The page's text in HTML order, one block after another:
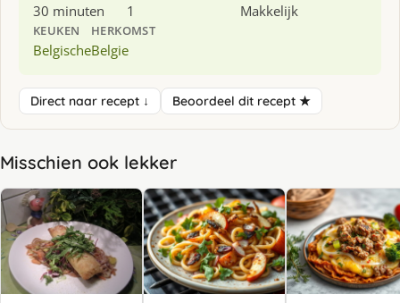
30 minuten 1 Makkelijk
KEUKEN
Belgische
HERKOMST
Belgie
Direct naar recept ↓ Beoordeel dit recept ★
Misschien ook lekker